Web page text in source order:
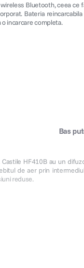
Bluetooth, ceea
Bateria
incarcare completa.
Bas
HF410B au un
de aer prin
reduse.